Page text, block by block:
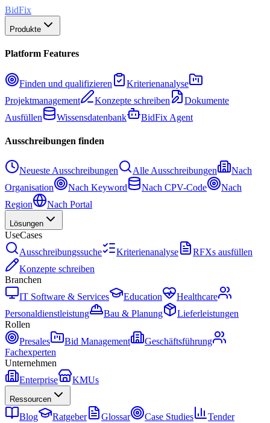
BidFix
Produkte
Platform Features
Finden und qualifizieren
Kriterienanalyse
Projektmanagement
Konzepte schreiben
Dokumente
Ausfüllen
Wissensdatenbank BidFix Agent
Ausschreibungen finden
Neueste Ausschreibungen Alle Ausschreibungen
Nach
Organisation
Nach Keyword Nach CPV-Code
Nach
Region
Nach Portal
Lösungen
UseCases
Ausschreibungssuche
Kriterienanalyse
RFXs ausfüllen
Konzepte schreiben
Branchen
IT Software & Services
Education
Healthcare
Personaldienstleistung
Bau & Planung
Lieferleistungen
Rollen
Presales
Bid Management
Geschäftsführung
Fachexperten
Unternehmen
Enterprise
KMUs
Ressourcen
Blog Ratgeber Glossar Case Studies
Tender